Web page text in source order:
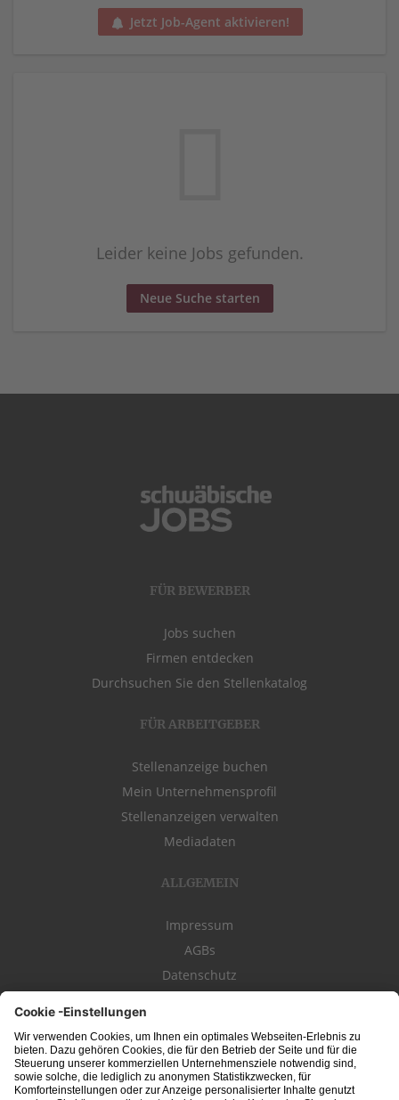
Jetzt Job-Agent aktivieren!
Leider keine Jobs gefunden.
Neue Suche starten
FÜR BEWERBER
Jobs suchen
Firmen entdecken
Durchsuchen Sie den Stellenkatalog
FÜR ARBEITGEBER
Stellenanzeige buchen
Mein Unternehmensprofil
Stellenanzeigen verwalten
Mediadaten
ALLGEMEIN
Impressum
AGBs
Datenschutz